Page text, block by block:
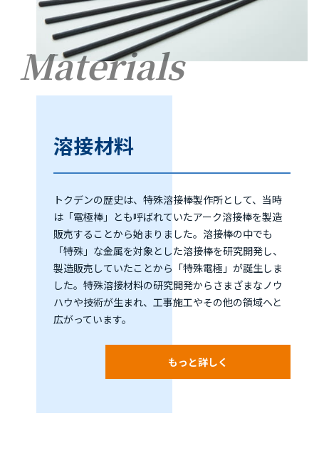
Materials
溶接材料
トクデンの歴史は、特殊溶接棒製作所として、当時
は「電極棒」とも呼ばれていたアーク溶接棒を製造
販売することから始まりました。溶接棒の中でも
「特殊」な金属を対象とした溶接棒を研究開発し、
製造販売していたことから「特殊電極」が誕生しま
した。特殊溶接材料の研究開発からさまざまなノウ
ハウや技術が生まれ、工事施工やその他の領域へと
広がっています。
もっと詳しく